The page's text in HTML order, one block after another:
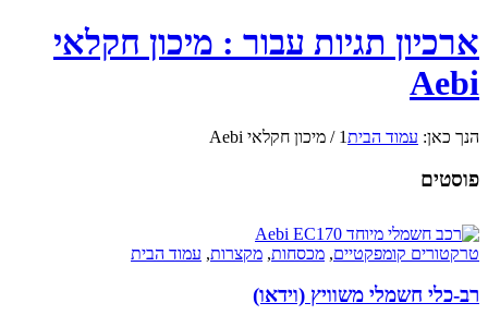
ארכיון תגיות עבור : מיכון חקלאי
Aebi
הנך כאן: עמוד הבית1
/ מיכון חקלאי Aebi
פוסטים
טרקטורים קומפקטיים, מכסחות, מקצרות, עמוד הבית
רב-כלי חשמלי משוויץ (וידאו)